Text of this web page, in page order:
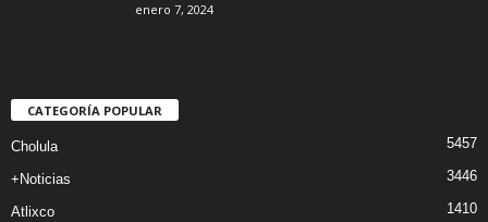
enero 7, 2024
CATEGORÍA POPULAR
Cholula 5457
+Noticias 3446
Atlixco 1410